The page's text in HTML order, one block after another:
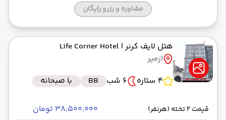
مشاوره و رزرو رایگان
هتل لایف کرنر| Life Corner Hotel
ازمیر
4 ستاره
6 شب BB با صبحانه
قیمت 2 تخته (هرنفر) ۳۸٬۵۰۰٬۰۰۰ تومان